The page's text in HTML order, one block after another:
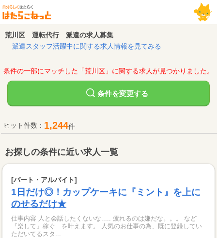
荒川区 運転代行 派遣の求人募集
派遣スタッフ活躍中に関する求人情報を見てみる
条件の一部にマッチした「荒川区」に関する求人が見つかりました。
条件を変更する
ヒット件数： 1,244件
お探しの条件に近い求人一覧
[パート・アルバイト]
1日だけ◎！カップケーキに『ミント』を上に
のせるだけ★
仕事内容 人と会話したくないな..... 疲れるのは嫌だな。。。 など
『楽して』稼ぐ を叶えます。 人気のお仕事の為、既に登録してい
ただいてるスタ...